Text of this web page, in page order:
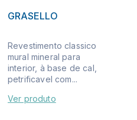
GRASELLO
Revestimento classico
mural mineral para
interior, à base de cal,
petrificavel com...
Ver produto